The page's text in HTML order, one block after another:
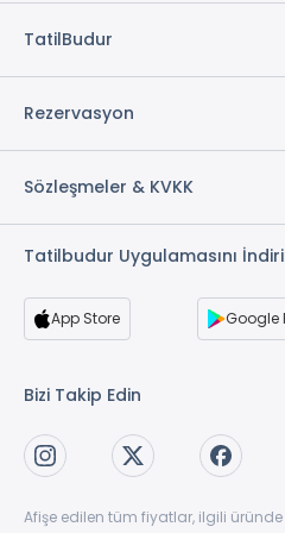
TatilBudur
Rezervasyon
Sözleşmeler & KVKK
Tatilbudur Uygulamasını
App Store Google
Bizi Takip Edin
Afişe edilen tüm fiyatlar, ilgili